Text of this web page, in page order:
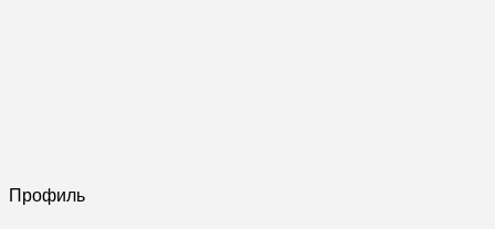
Профиль